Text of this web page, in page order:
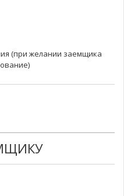
(при желании заемщика